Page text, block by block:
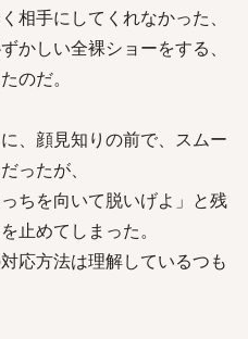
相手にしてくれなかった、
かしい全裸ショーをする、
のだ。
、顔見知りの前で、スムー
ったが、
ちを向いて脱いげよ」と残
止めてしまった。
応方法は理解しているつも